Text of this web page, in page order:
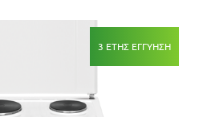
3 ΕΤΗΣ ΕΓΓΥΗΣΗ